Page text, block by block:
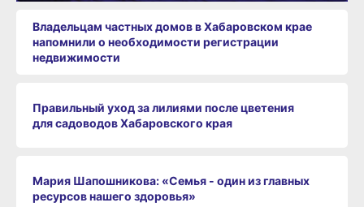
Владельцам частных домов в Хабаровском крае
напомнили о необходимости регистрации
недвижимости
Правильный уход за лилиями после цветения
для садоводов Хабаровского края
Мария Шапошникова: «Семья - один из главных
ресурсов нашего здоровья»